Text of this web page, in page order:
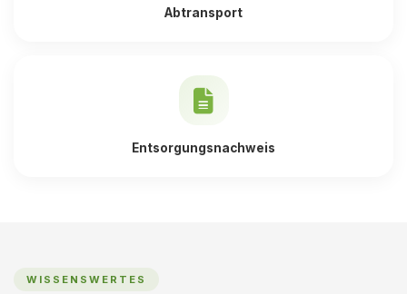
Abtransport
Entsorgungsnachweis
WISSENSWERTES